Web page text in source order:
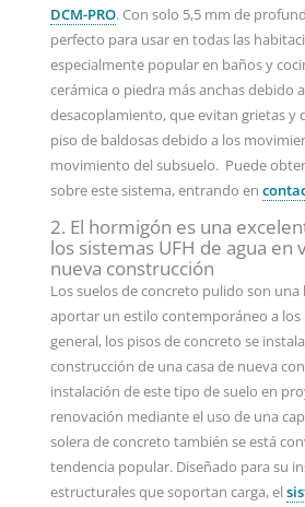
DCM-PRO. Con solo 5,5 mm de
perfecto para usar en todas las
especialmente popular en baños y
cerámica o piedra más anchas debido
desacoplamiento, que evitan grietas y
piso de baldosas debido a los
movimiento del subsuelo. Puede
sobre este sistema, entrando en
2. El hormigón es una
los sistemas UFH de agua en
nueva construcción
Los suelos de concreto pulido son
aportar un estilo contemporáneo a los
general, los pisos de concreto se
construcción de una casa de nueva
instalación de este tipo de suelo en
renovación mediante el uso de una
solera de concreto también se está
tendencia popular. Diseñado para su
estructurales que soportan carga, el